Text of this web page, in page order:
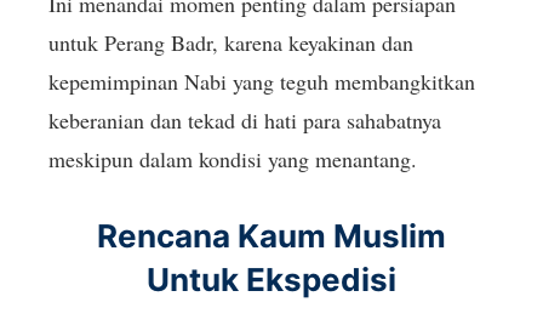
untuk Perang Badr, karena keyakinan dan
kepemimpinan Nabi yang teguh membangkitkan
keberanian dan tekad di hati para sahabatnya
meskipun dalam kondisi yang menantang.
Rencana Kaum Muslim
Untuk Ekspedisi